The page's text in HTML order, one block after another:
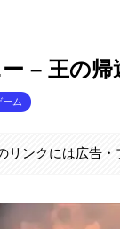
ー – 王の
ーム
リンクには広告・